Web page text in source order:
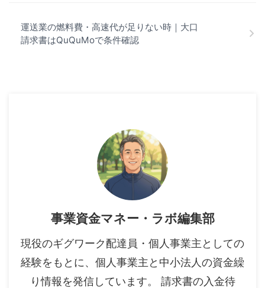
運送業の燃料費・高速代が足りない時｜大口
請求書はQuQuMoで条件確認
事業資金マネー・ラボ編集部
現役のギグワーク配達員・個人事業主としての
経験をもとに、個人事業主と中小法人の資金繰
り情報を発信しています。 請求書の入金待